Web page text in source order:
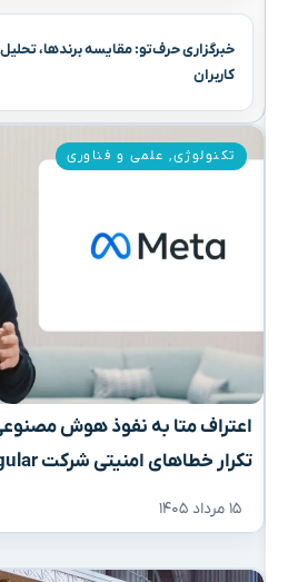
خبرگزاری حرف‌تو: مقایسه برندها،
کاربران
اعتراف متا به نفوذ هوش
تکرار خطاهای امنیتی شرکت Irregular
۱۵ مرداد ۱۴۰۵
تکنولوژی, علمی و فناوری